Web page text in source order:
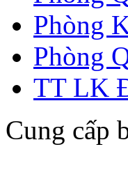
Phòng
Phòng
TT LK
Cung cấp